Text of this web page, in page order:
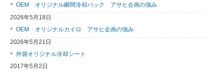
OEM オリジナル瞬間冷却パック アサヒ企画の強み
2026年5月18日
OEM オリジナルカイロ アサヒ企画の強み
2026年5月21日
外袋オリジナル冷却シート
2017年5月2日